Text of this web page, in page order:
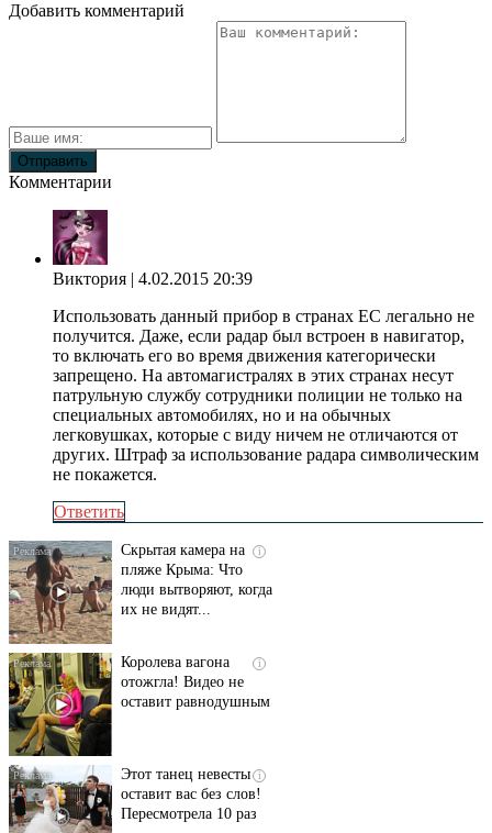
Добавить комментарий
Комментарии
Виктория | 4.02.2015 20:39
Использовать данный прибор в странах ЕС легально не
получится. Даже, если радар был встроен в навигатор,
то включать его во время движения категорически
запрещено. На автомагистралях в этих странах несут
патрульную службу сотрудники полиции не только на
специальных автомобилях, но и на обычных
легковушках, которые с виду ничем не отличаются от
других. Штраф за использование радара символическим
не покажется.
Ответить
i
Скрытая камера на
пляже Крыма: Что
люди вытворяют, когда
их не видят...
i
Королева вагона
отожгла! Видео не
оставит равнодушным
i
Этот танец невесты
оставит вас без слов!
Пересмотрела 10 раз